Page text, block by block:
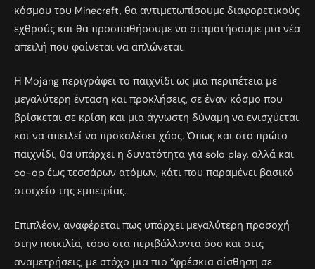
κόσμου του Minecraft, θα αντιμετωπίσουμε διαφορετικούς
εχθρούς και θα προσπαθήσουμε να σταματήσουμε μια νέα
απειλή που φαίνεται να απλώνεται.
Η Mojang περιγράφει το παιχνίδι ως μια περιπέτεια με
μεγαλύτερη ένταση και προκλήσεις, σε έναν κόσμο που
βρίσκεται σε κρίση και μια άγνωστη δύναμη να ενισχύεται
και να απειλεί να προκαλέσει χάος. Όπως και στο πρώτο
παιχνίδι, θα υπάρχει η δυνατότητα για solo play, αλλά και
co-op έως τεσσάρων ατόμων, κάτι που παραμένει βασικό
στοιχείο της εμπειρίας.
Επιπλέον, αναφέρεται πως υπάρχει μεγαλύτερη προσοχή
στην ποικιλία, τόσο στα περιβάλλοντα όσο και στις
αναμετρήσεις, με στόχο μια πιο “φρέσκια αίσθηση σε